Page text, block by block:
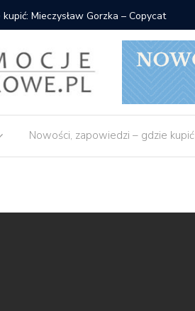
kupić: Mieczysław Gorzka – Copycat
Nowości, zapowiedzi – gdzie kupić